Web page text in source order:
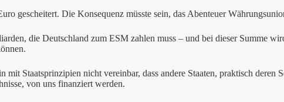
gescheitert. Die Konsequenz müsste sein, das Abenteuer
die Deutschland zum ESM zahlen muss – und bei dieser Summe
mit Staatsprinzipien nicht vereinbar, dass andere Staaten, praktisch deren
von uns finanziert werden.